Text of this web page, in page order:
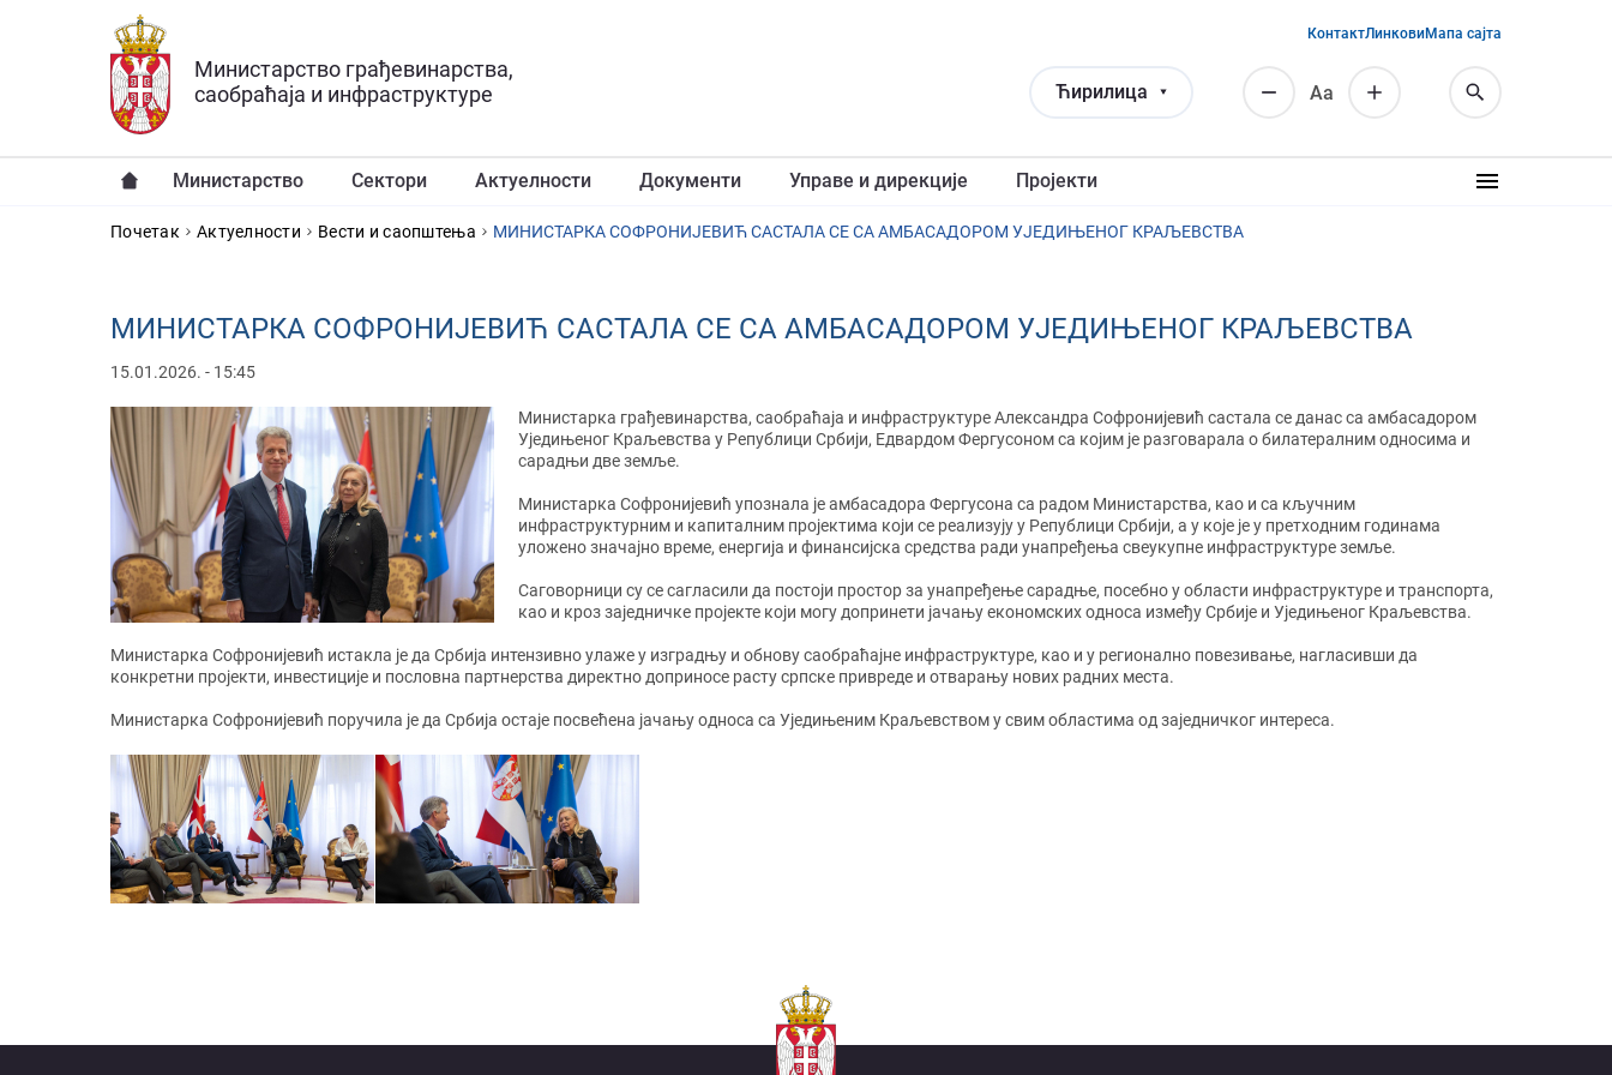
Прескочи на главни део садржаја
Министарство грађевинарства,
саобраћаја и инфраструктуре
Ћирилица Аа
КонтактЛинковиМапа сајта
Министарство Сектори Актуелности Документи Управе и дирекције Пројекти
YOU ARE HERE
Почетак Актуелности Вести и саопштења МИНИСТАРКА СОФРОНИЈЕВИЋ САСТАЛА СЕ СА АМБАСАДОРОМ УЈЕДИЊЕНОГ КРАЉЕВСТВА
МИНИСТАРКА СОФРОНИЈЕВИЋ САСТАЛА СЕ СА АМБАСАДОРОМ УЈЕДИЊЕНОГ КРАЉЕВСТВА
15.01.2026. - 15:45
Министарка грађевинарства, саобраћаја и инфраструктуре Александра Софронијевић састала се данас са амбасадором
Уједињеног Краљевства у Републици Србији, Едвардом Фергусоном са којим је разговарала o билатералним односима и
сарадњи две земље.
Министарка Софронијевић упознала је амбасадора Фергусона са радом Министарства, као и са кључним
инфраструктурним и капиталним пројектима који се реализују у Републици Србији, а у које је у претходним годинама
уложено значајно време, енергија и финансијска средства ради унапређења свеукупне инфраструктуре земље.
Саговорници су се сагласили да постоји простор за унапређење сарадње, посебно у области инфраструктуре и транспорта,
као и кроз заједничке пројекте који могу допринети јачању економских односа између Србије и Уједињеног Краљевства.
Министарка Софронијевић истакла је да Србија интензивно улаже у изградњу и обнову саобраћајне инфраструктуре, као и у регионално повезивање, нагласивши да
конкретни пројекти, инвестиције и пословна партнерства директно доприносе расту српске привреде и отварању нових радних места.
Министарка Софронијевић поручила је да Србија остаје посвећена јачању односа са Уједињеним Краљевством у свим областима од заједничког интереса.